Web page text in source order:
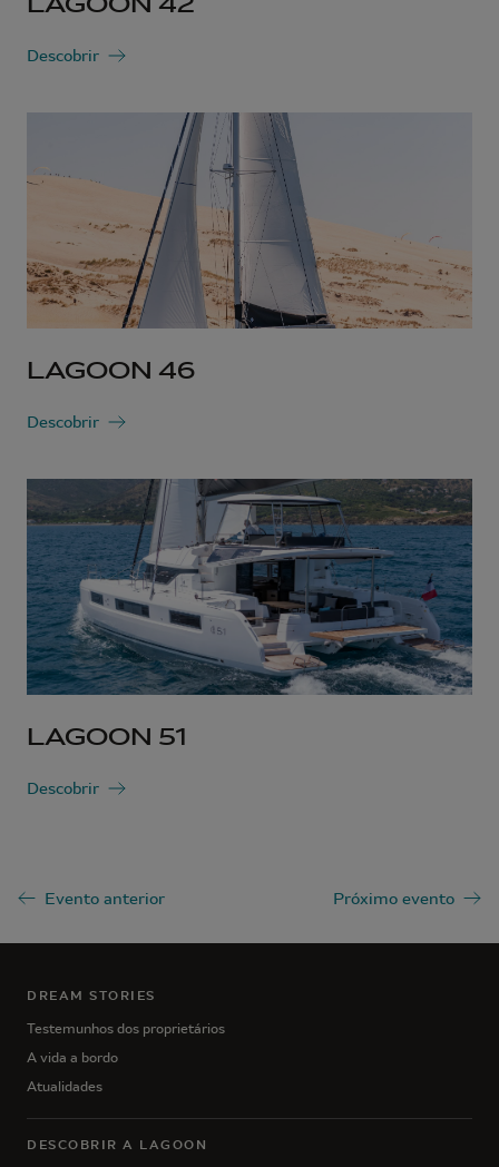
Descobrir
LAGOON 46
Descobrir
LAGOON 51
Descobrir
Evento anterior Próximo evento
DREAM STORIES
Testemunhos dos proprietários
A vida a bordo
Atualidades
DESCOBRIR A LAGOON